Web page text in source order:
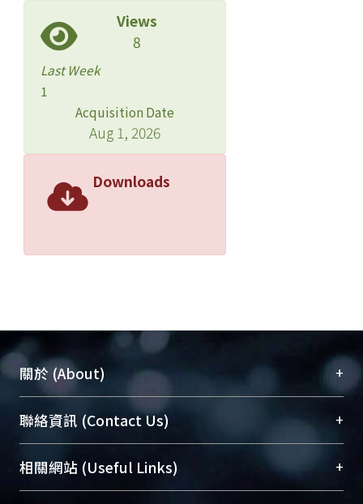
Views
8
Last Week
1
Acquisition Date
Aug 1, 2026
Downloads
關於 (About) +
臺大位居世界頂尖大學之列，為永久珍藏及向國際
展現本校豐碩的研究成果及學術能量，圖書館整合
機構典藏（NTUR）與學術庫（AH）不同功能平
台，成為臺大學術典藏NTU scholars。期能整合研
聯絡資訊 (Contact Us) +
總館學科館員(Main Library)
醫學圖書館學科館員(Medical Library)
相關網站 (Useful Links) +